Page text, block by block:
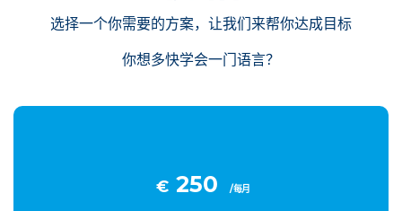
选择一个你需要的方案，让我们来帮你达成目标
你想多快学会一门语言？
€ 250 /每月